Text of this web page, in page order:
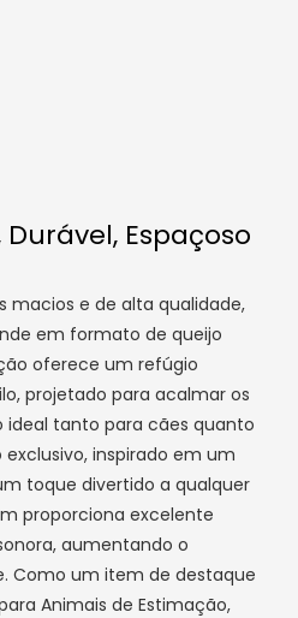
Espaçoso
macios e de alta qualidade,
em formato de queijo
oferece um refúgio
projetado para acalmar os
ideal tanto para cães quanto
inspirado em um
toque divertido a qualquer
proporciona excelente
aumentando o
Como um item de destaque
Animais de Estimação,